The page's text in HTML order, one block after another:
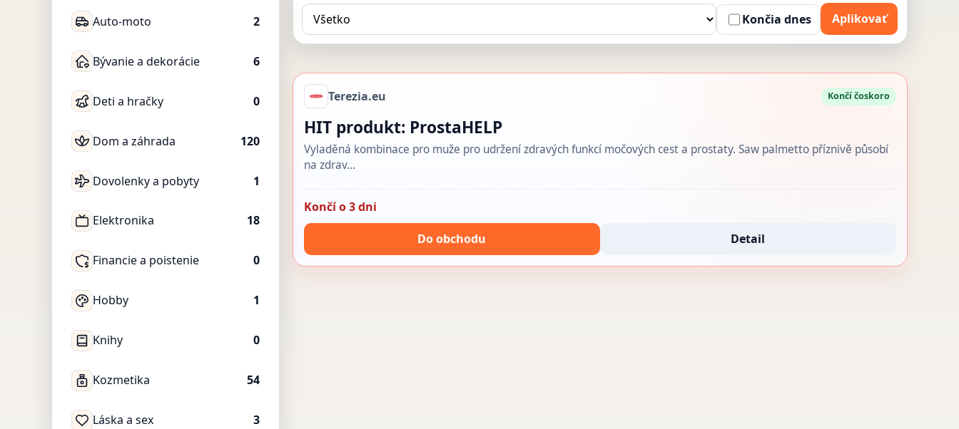
Auto-moto 2
Bývanie a dekorácie 6
Deti a hračky 0
Dom a záhrada 120
Dovolenky a pobyty 1
Elektronika 18
Financie a poistenie 0
Hobby 1
Knihy 0
Kozmetika 54
Láska a sex 3
Končia dnes
Aplikovať
Terezia.eu Končí čoskoro
HIT produkt: ProstaHELP
Vyladěná kombinace pro muže pro udržení zdravých funkcí močových cest a prostaty. Saw palmetto příznivě působí
na zdrav…
Končí o 3 dni
Do obchodu Detail